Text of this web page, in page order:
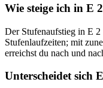
Wie steige ich in E
Der Stufenaufstieg in E 2
Stufenlaufzeiten; mit
erreichst du nach und
Unterscheidet sich